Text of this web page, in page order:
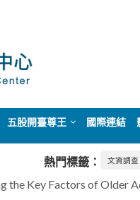
五股開臺尊王 國際連結
熱門標籤： 文資調查
the Key Factors of Older